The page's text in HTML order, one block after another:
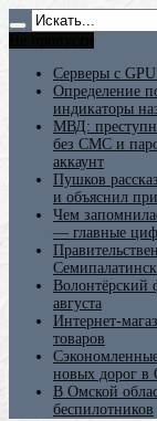
Серверы с
Определение
индикаторы
МВД:
без СМС и
аккаунт
Пушков
и объяснил
Чем
— главные
Волонтёрский
августа
Интернет-
товаров
новых дорог в
В Омской
беспилотников